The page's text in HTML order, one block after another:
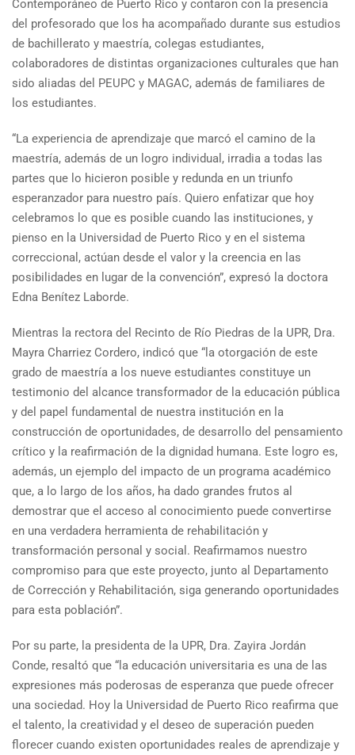
Contemporáneo de Puerto Rico y contaron con la presencia
del profesorado que los ha acompañado durante sus estudios
de bachillerato y maestría, colegas estudiantes,
colaboradores de distintas organizaciones culturales que han
sido aliadas del PEUPC y MAGAC, además de familiares de
los estudiantes.
“La experiencia de aprendizaje que marcó el camino de la
maestría, además de un logro individual, irradia a todas las
partes que lo hicieron posible y redunda en un triunfo
esperanzador para nuestro país. Quiero enfatizar que hoy
celebramos lo que es posible cuando las instituciones, y
pienso en la Universidad de Puerto Rico y en el sistema
correccional, actúan desde el valor y la creencia en las
posibilidades en lugar de la convención”, expresó la doctora
Edna Benítez Laborde.
Mientras la rectora del Recinto de Río Piedras de la UPR, Dra.
Mayra Charriez Cordero, indicó que “la otorgación de este
grado de maestría a los nueve estudiantes constituye un
testimonio del alcance transformador de la educación pública
y del papel fundamental de nuestra institución en la
construcción de oportunidades, de desarrollo del pensamiento
crítico y la reafirmación de la dignidad humana. Este logro es,
además, un ejemplo del impacto de un programa académico
que, a lo largo de los años, ha dado grandes frutos al
demostrar que el acceso al conocimiento puede convertirse
en una verdadera herramienta de rehabilitación y
transformación personal y social. Reafirmamos nuestro
compromiso para que este proyecto, junto al Departamento
de Corrección y Rehabilitación, siga generando oportunidades
para esta población”.
Por su parte, la presidenta de la UPR, Dra. Zayira Jordán
Conde, resaltó que “la educación universitaria es una de las
expresiones más poderosas de esperanza que puede ofrecer
una sociedad. Hoy la Universidad de Puerto Rico reafirma que
el talento, la creatividad y el deseo de superación pueden
florecer cuando existen oportunidades reales de aprendizaje y